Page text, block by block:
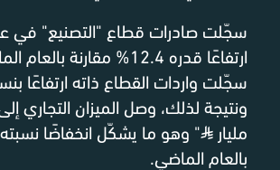
ارتفاعًا قدره 12.4% مقارنة
مليار ⃁
بالعام الماضي.